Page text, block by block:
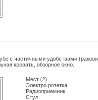
с частичными удобствами
кровать, обзорное окно.
Мест (2)
Электро розетка
Радиоприемник
Стул